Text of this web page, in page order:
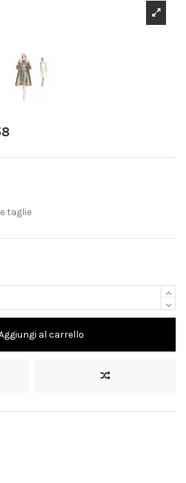
taglie
al carrello